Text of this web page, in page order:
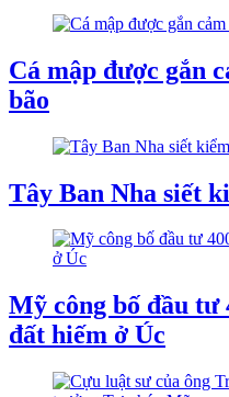
Cá mập được gắn
bão
Tây Ban Nha siết
Mỹ công bố đầu tư
đất hiếm ở Úc